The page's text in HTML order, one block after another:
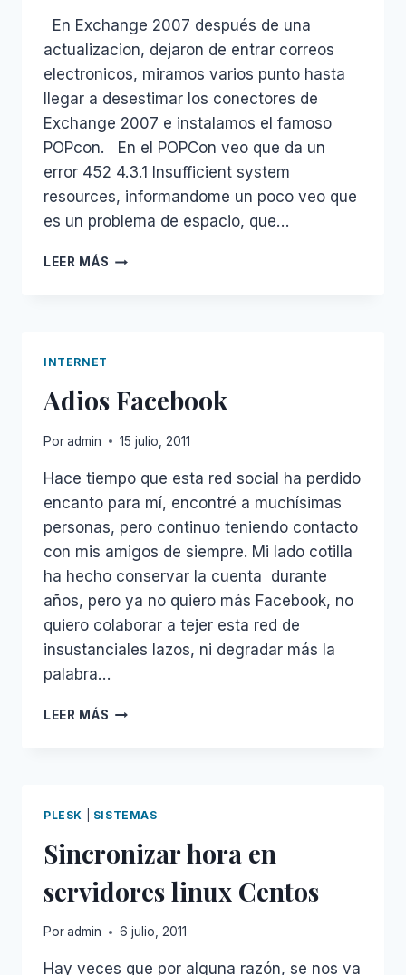
En Exchange 2007 después de una
actualizacion, dejaron de entrar correos
electronicos, miramos varios punto hasta
llegar a desestimar los conectores de
Exchange 2007 e instalamos el famoso
POPcon. En el POPCon veo que da un
error 452 4.3.1 Insufficient system
resources, informandome un poco veo que
es un problema de espacio, que…
LEER MÁS EXCHANGE
SYSTEM
RESOURCES
INTERNET
Adios Facebook
Poradmin 15 julio, 2011
Hace tiempo que esta red social ha perdido
encanto para mí, encontré a muchísimas
personas, pero continuo teniendo contacto
con mis amigos de siempre. Mi lado cotilla
ha hecho conservar la cuenta durante
años, pero ya no quiero más Facebook, no
quiero colaborar a tejer esta red de
insustanciales lazos, ni degradar más la
palabra…
LEER MÁS ADIOS
PLESK SISTEMAS
Sincronizar hora en
servidores linux Centos
Poradmin 6 julio, 2011
Hay veces que por alguna razón, se nos va